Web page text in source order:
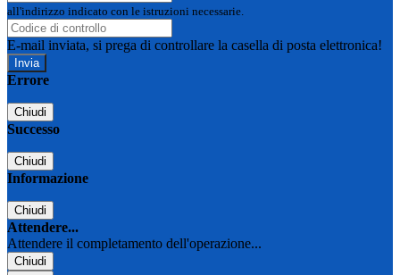
all'indirizzo indicato con le istruzioni necessarie.
E-mail inviata, si prega di controllare la casella di posta elettronica!
Errore
Chiudi
Successo
Chiudi
Informazione
Chiudi
Attendere...
Attendere il completamento dell'operazione...
Chiudi